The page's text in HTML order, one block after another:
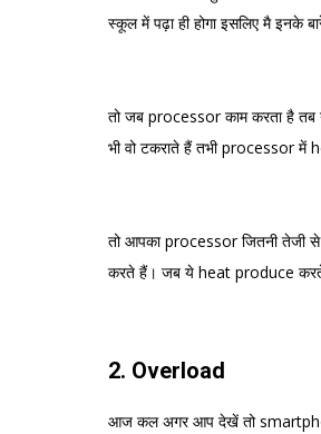
स्कूल में पढ़ा ही होगा इसलिए मै इनके
तो जब processor काम करता है
भी वो टकराते हैं तभी processor में
तो आपका processor जितनी तेजी
करते हैं। जब ये heat produce करते
2. Overload
आज कल अगर आप देखें तो